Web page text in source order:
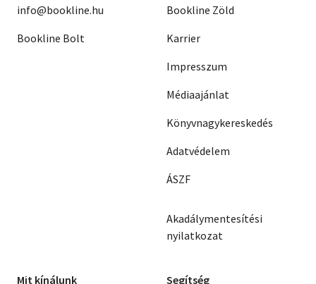
info@bookline.hu
Bookline Bolt
Bookline Zöld
Karrier
Impresszum
Médiaajánlat
Könyvnagykereskedés
Adatvédelem
ÁSZF
Akadálymentesítési
nyilatkozat
Mit kínálunk Segítség